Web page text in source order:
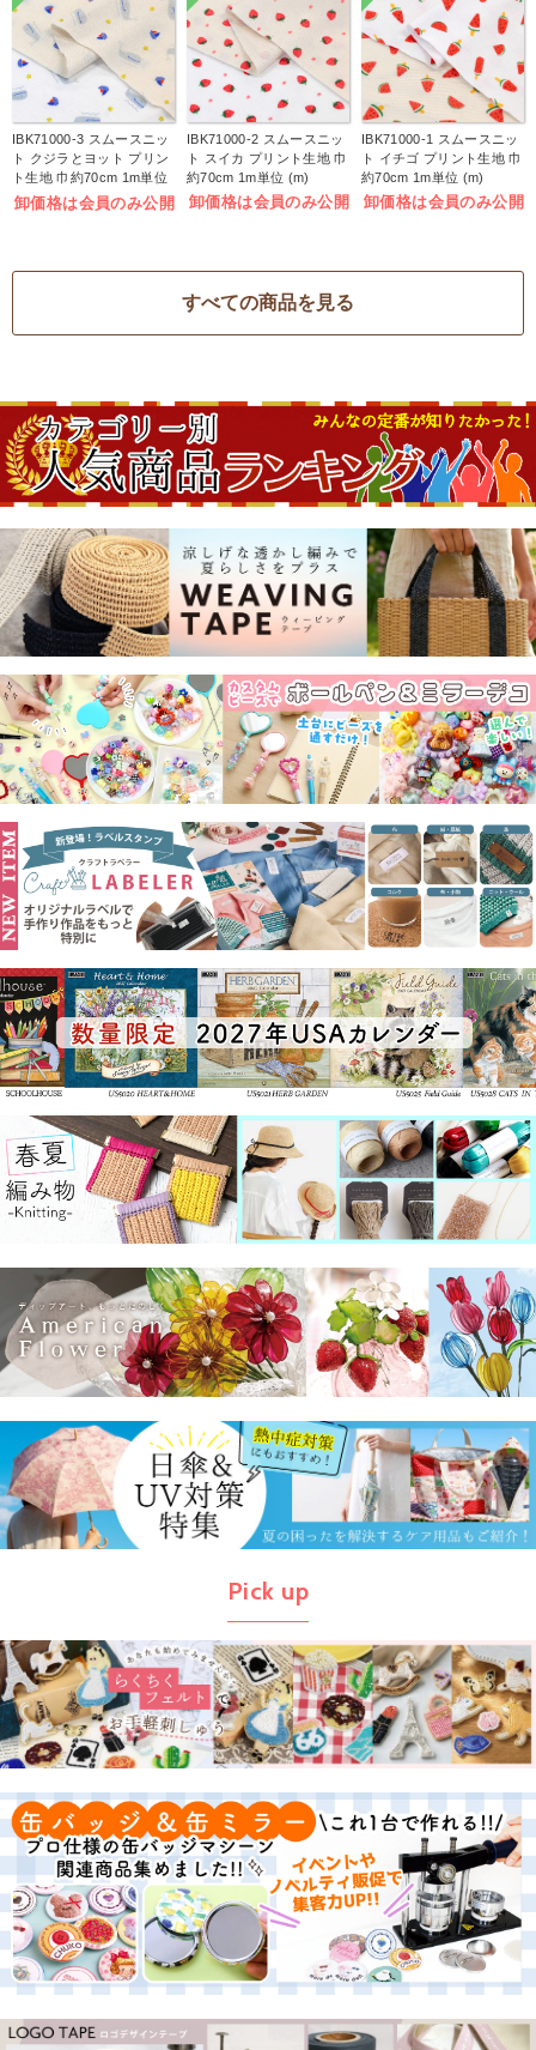
IBK71000-3 スムースニッ
ト クジラとヨット プリン
ト生地 巾約70cm 1m単位
(m)
卸価格は会員のみ公開
IBK71000-2 スムースニッ
ト スイカ プリント生地 巾
約70cm 1m単位 (m)
卸価格は会員のみ公開
IBK71000-1 スムースニッ
ト イチゴ プリント生地 巾
約70cm 1m単位 (m)
卸価格は会員のみ公開
すべての商品を見る
Pick up